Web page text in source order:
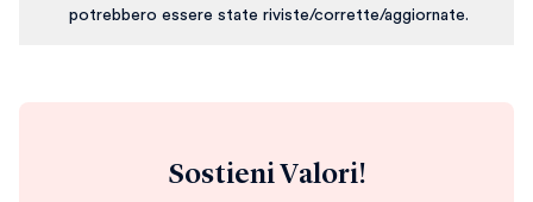
potrebbero essere state riviste/corrette/aggiornate.
Sostieni Valori!